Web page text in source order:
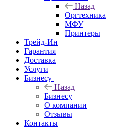
Назад
Оргтехника
МФУ
Принтеры
Трейд-Ин
Гарантия
Доставка
Услуги
Бизнесу
Назад
Бизнесу
О компании
Отзывы
Контакты